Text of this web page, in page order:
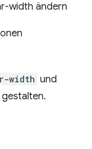
width ändern
width und
gestalten.